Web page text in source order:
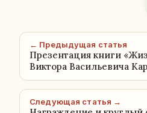
← Предыдущая статья
Презентация книги
Виктора Васильевича
Следующая статья →